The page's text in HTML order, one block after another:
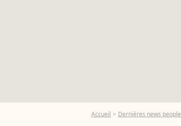
Accueil Dernières news people